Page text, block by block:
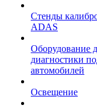
Стенды
ADAS
Оборудование
диагностики
автомобилей
Освещение